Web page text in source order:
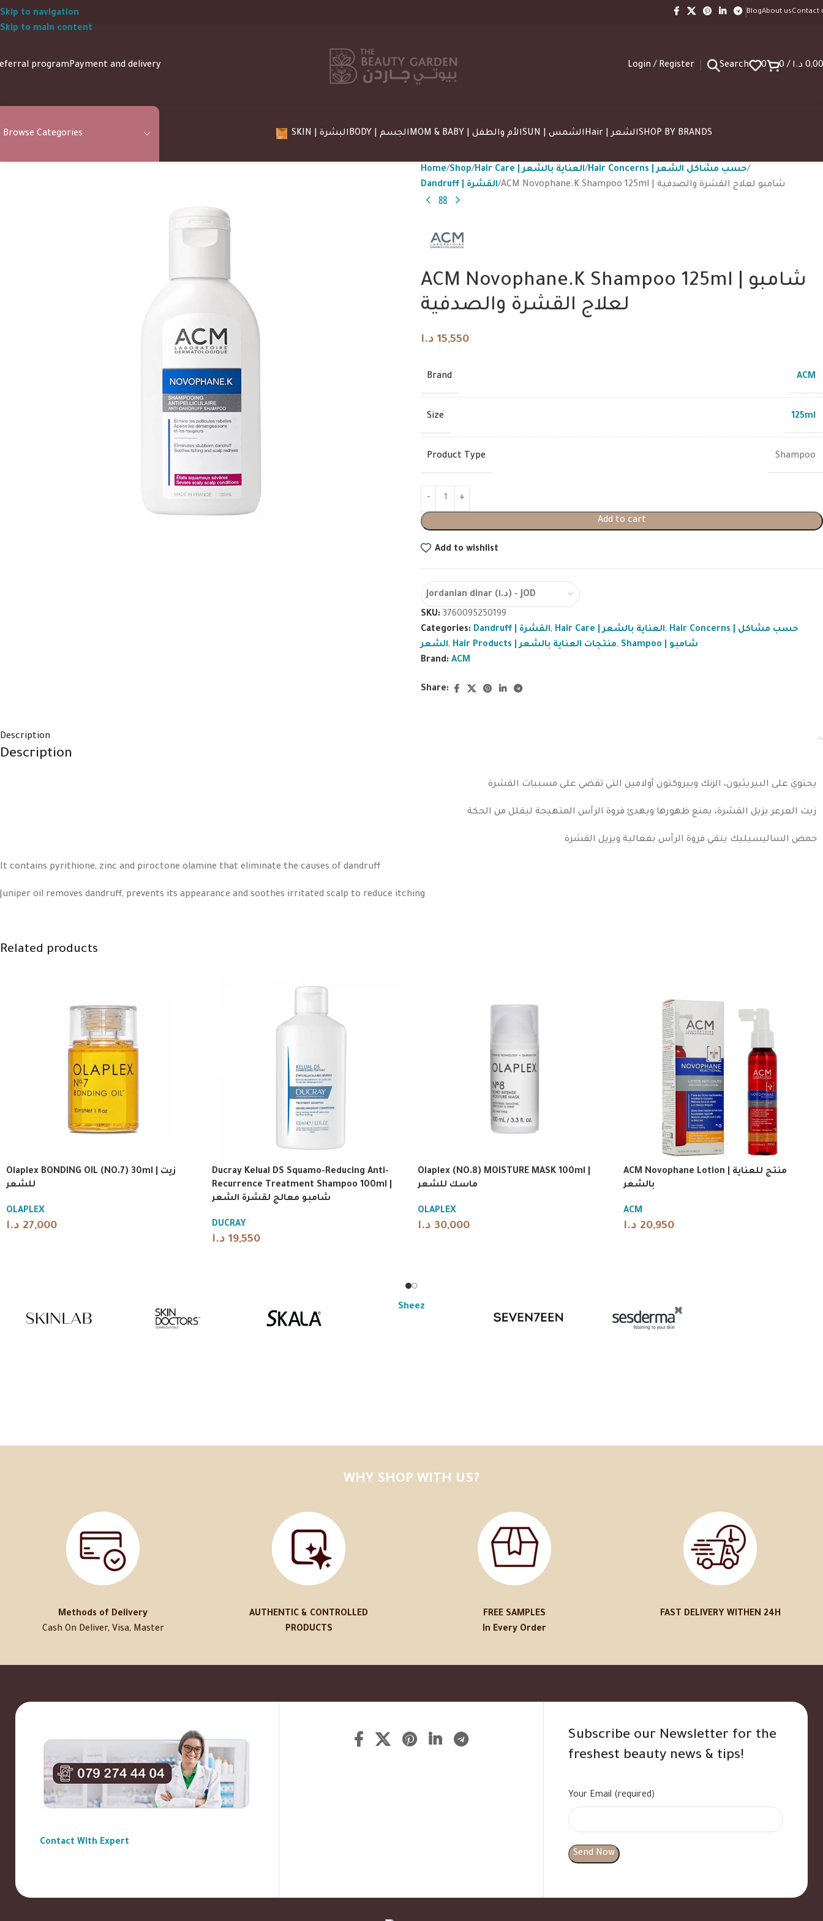
Skip to navigation
Skip to main content
BlogAbout usContact
programPayment and delivery Login / Register Search 0 0/ د.ا
Browse Categories SKIN | البشرة BODY | الجسم MOM & BABY | الأم والطفل SUN | الشمس Hair | الشعرSHOP BY BRANDS
Home Shop Hair Care | العناية بالشعر
Hair Concerns | حسب مشاكل الشعر
Dandruff | القشرة
ACM Novophane.K Shampoo 125ml | شامبو لعلاج القشرة والصدفية
ACM Novophane.K Shampoo 125ml | شامبو
لعلاج القشرة والصدفية
15,550 د.ا
Brand ACM
Size 125ml
Product Type Shampoo
Add to cart
Add to wishlist
Jordanian dinar (د.ا) - JOD
SKU: 3760095250199
Categories:
Dandruff | القشرة, Hair Care | العناية بالشعر, Hair Concerns | حسب مشاكل
الشعر, Hair Products | منتجات العناية بالشعر,
Shampoo | شامبو
Brand: ACM
Share:
Description
Description
يحتوي على البيريثيون، الزنك وبيروكتون أولامين التي تقضي على مسببات القشرة
زيت العرعر يزيل القشرة، يمنع ظهورها ويهدئ فروة الرأس المتهيجة ليقلل من الحكة
حمض الساليسيليك ينقي فروة الرأس بفعالية ويزيل القشرة
It contains pyrithione, zinc and piroctone olamine that eliminate the causes of dandruff
Juniper oil removes dandruff, prevents its appearance and soothes irritated scalp to reduce itching
Related products
Olaplex BONDING OIL (NO.7) 30ml | زيت
للشعر
OLAPLEX
27,000 د.ا
Ducray Kelual DS Squamo-Reducing Anti-
Recurrence Treatment Shampoo 100ml |
شامبو معالج لقشرة الشعر
DUCRAY
19,550 د.ا
Olaplex (NO.8) MOISTURE MASK 100ml |
ماسك للشعر
OLAPLEX
30,000 د.ا
ACM Novophane Lotion | منتج للعناية
بالشعر
ACM
20,950 د.ا
Sheez
WHY SHOP WITH US?
Methods of Delivery
Cash On Deliver, Visa, Master
AUTHENTIC & CONTROLLED
PRODUCTS
FREE SAMPLES
In Every Order
FAST DELIVERY WITHEN 24H
Contact With Expert
Subscribe our Newsletter for the
freshest beauty news & tips!
Your Email (required)